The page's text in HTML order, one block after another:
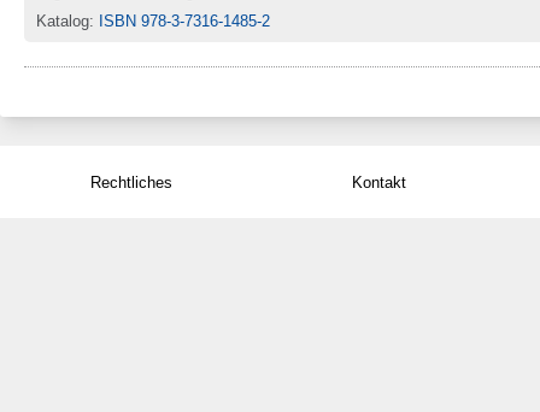
Katalog: ISBN 978-3-7316-1485-2
Rechtliches Kontakt